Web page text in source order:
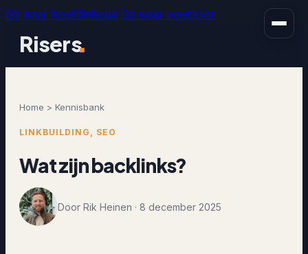
Ga naar hoofdinhoud Ga naar voettekst
Risers
Home > Kennisbank
LINKBUILDING, SEO
Wat zijn backlinks?
Door Rik Heinen · 8 december 2025